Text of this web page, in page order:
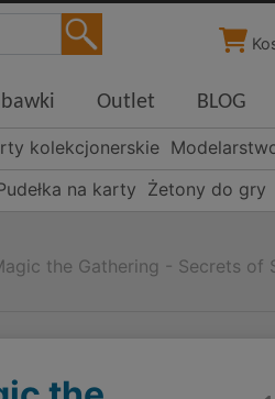
Outlet BLOG
kolekcjonerskie
na karty Żetony do gry
the Gathering - Secrets of